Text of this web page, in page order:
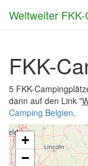
Weltweiter
FKK-
5 FKK-
dann auf den Link "
Camping Belgien.
+
−